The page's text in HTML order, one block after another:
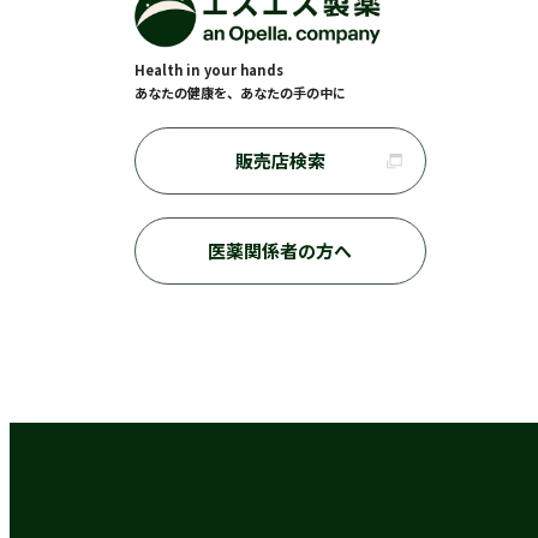
Health in your hands
あなたの健康を、あなたの手の中に
販売店検索
医薬関係者の方へ